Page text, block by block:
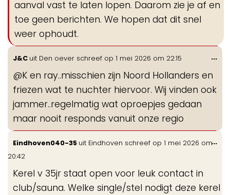
aanval vast te laten lopen. Daarom zie je af en
toe geen berichten. We hopen dat dit snel
weer ophoudt.
J&C uit Den oever schreef op 1 mei 2026 om 22:15
@K en ray..misschien zijn Noord Hollanders en
friezen wat te nuchter hiervoor. Wij vinden ook
jammer..regelmatig wat oproepjes gedaan
maar nooit responds vanuit onze regio
...
Eindhoven040-35 uit Eindhoven schreef op 1 mei 2026 om
20:42
Kerel v 35jr staat open voor leuk contact in
club/sauna. Welke single/stel nodigt deze kerel
...